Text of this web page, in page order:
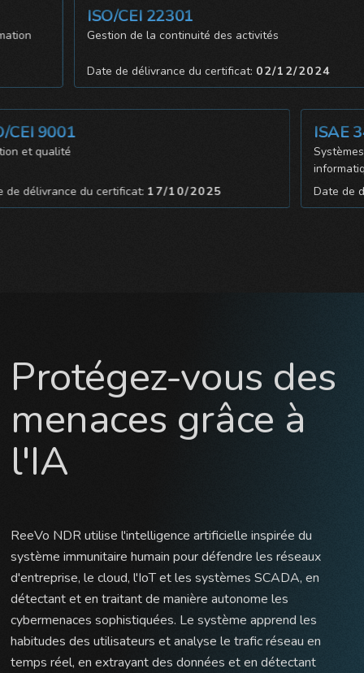
ISO/CEI 22301
Gestion de la continuité des activités
Date de délivrance du certificat:02/12/2024
9001
qualité
du certificat:17/10/2025
ISAE
Systèmes
informatiques
Date de
Protégez-vous des
menaces grâce à
l'IA
ReeVo NDR utilise l'intelligence artificielle inspirée du
système immunitaire humain pour défendre les réseaux
d'entreprise, le cloud, l'IoT et les systèmes SCADA, en
détectant et en traitant de manière autonome les
cybermenaces sophistiquées. Le système apprend les
habitudes des utilisateurs et analyse le trafic réseau en
temps réel, en extrayant des données et en détectant